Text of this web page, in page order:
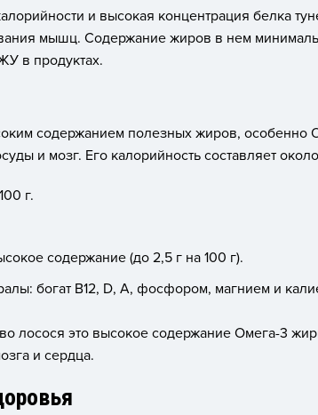
и высокая концентрация белка
мышц. Содержание жиров в нем
в продуктах.
содержанием полезных жиров, особенно
и мозг. Его калорийность составляет
г.
содержание (до 2,5 г на 100 г).
богат B12, D, A, фосфором, магнием и
лосося это высокое содержание Омега-3
и сердца.